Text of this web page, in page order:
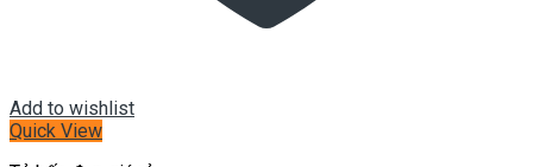
Add to wishlist
Quick View